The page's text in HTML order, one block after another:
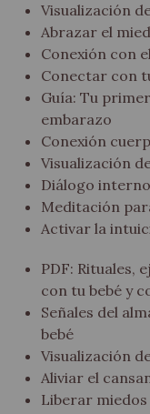
Visualización
Abrazar el
Conexión con
Conectar con
Guía: Tu
embarazo
Conexión
Visualización
Diálogo
Meditación
Activar la
PDF: Rituales,
con tu bebé y
Señales del
bebé
Visualización
Aliviar el
Liberar